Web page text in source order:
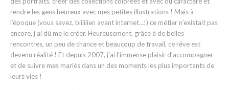
des portraits, créer des collections colorées et avec du caractère et
rendre les gens heureux avec mes petites illustrations ! Mais à
l’époque (vous savez, biiiiiien avant internet…!) ce métier n’existait pas
encore, j’ai dû me le créer. Heureusement, grâce à de belles
rencontres, un peu de chance et beaucoup de travail, ce rêve est
devenu réalité ! Et depuis 2007, j’ai l’immense plaisir d’accompagner
et de suivre mes mariés dans un des moments les plus importants de
leurs vies !